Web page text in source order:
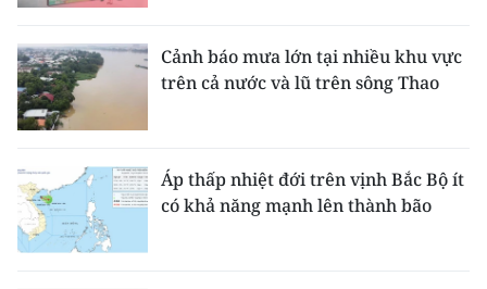
Cảnh báo mưa lớn tại nhiều khu vực
trên cả nước và lũ trên sông Thao
Áp thấp nhiệt đới trên vịnh Bắc Bộ ít
có khả năng mạnh lên thành bão